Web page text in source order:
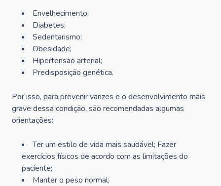
Envelhecimento;
Diabetes;
Sedentarismo;
Obesidade;
Hipertensão arterial;
Predisposição genética.
Por isso, para prevenir varizes e o desenvolvimento mais
grave dessa condição, são recomendadas algumas
orientações:
Ter um estilo de vida mais saudável; Fazer
exercícios físicos de acordo com as limitações do
paciente;
Manter o peso normal;